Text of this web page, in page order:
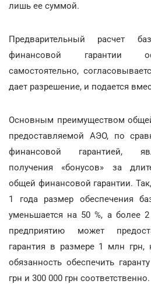
лишь ее суммой.
Предварительный расчет
финансовой гарантии
самостоятельно,
дает разрешение, и подается
Основным преимуществом
предоставляемой АЭО, по
финансовой гарантией,
получения «бонусов» за
общей финансовой гарантии.
1 года размер обеспечения
уменьшается на 50 %, а более
предприятию может
гарантия в размере 1 млн грн,
обязанность обеспечить
грн и 300 000 грн соответственно.